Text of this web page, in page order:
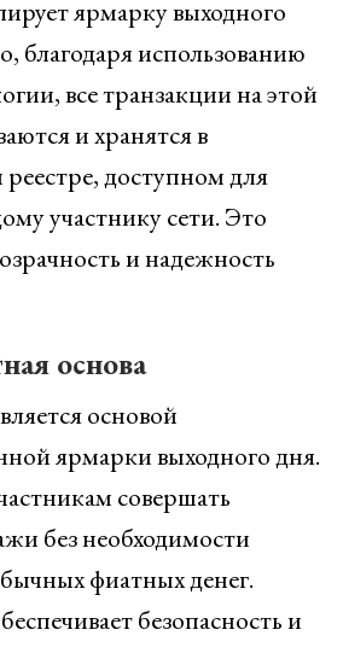
ярмарку выходного
благодаря использованию
все транзакции на этой
и хранятся в
доступном для
участнику сети. Это
и надежность
основа
основой
ярмарки выходного дня.
совершать
без необходимости
фиатных денег.
безопасность и